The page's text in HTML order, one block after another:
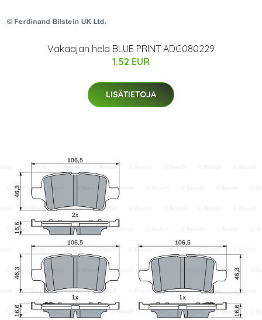
Vakaajan hela BLUE PRINT ADG080229
1.52 EUR
LISÄTIETOJA